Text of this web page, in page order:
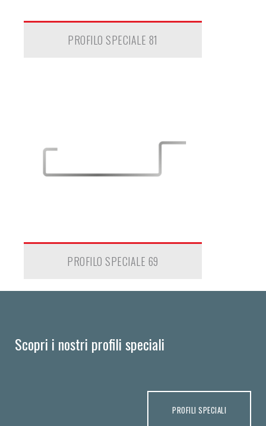
PROFILO SPECIALE 81
PROFILO SPECIALE 69
Scopri i nostri profili speciali
PROFILI SPECIALI